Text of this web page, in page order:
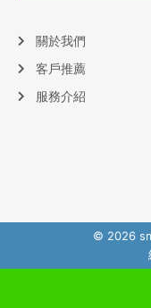
關於我們
客戶推薦
服務介紹
© 2026